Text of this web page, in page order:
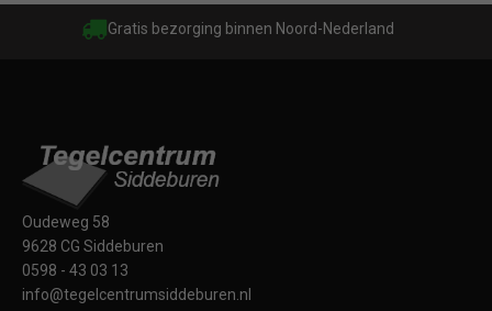
Gratis bezorging binnen Noord-Nederland
Oudeweg 58
9628 CG Siddeburen
0598 - 43 03 13
info@tegelcentrumsiddeburen.nl